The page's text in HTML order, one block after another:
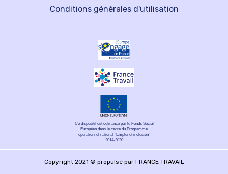
Conditions générales d'utilisation
Ce dispositif est cofinancé par le Fonds Social
Européen dans le cadre du Programme
opérationnel national "Emploi et inclusion"
2014-2020
Copyright 2021 © propulsé par FRANCE TRAVAIL